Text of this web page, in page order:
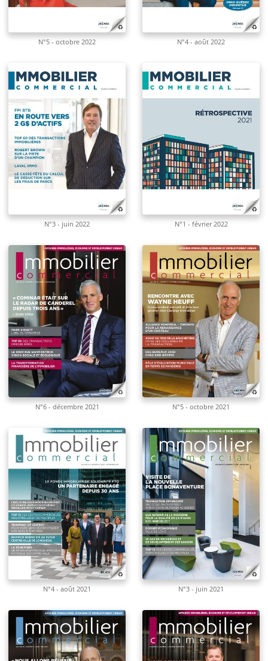
N°5 - octobre 2022 N°4 - août 2022
N°3 - juin 2022 N°1 - février 2022
N°6 - décembre 2021 N°5 - octobre 2021
N°4 - août 2021 N°3 - juin 2021